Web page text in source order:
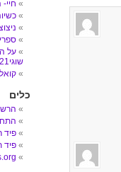
על
שוגי21
כלים
פיד
פיד